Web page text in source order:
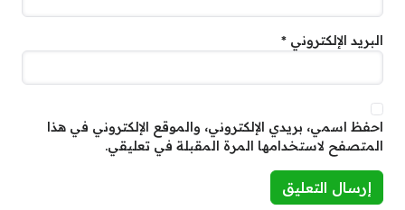
البريد الإلكتروني *
احفظ اسمي، بريدي الإلكتروني، والموقع الإلكتروني في هذا
المتصفح لاستخدامها المرة المقبلة في تعليقي.